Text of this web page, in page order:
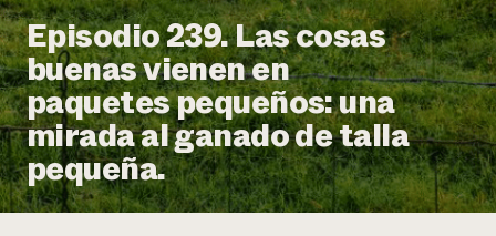
Informes anuales y financieros
Historias de impacto
Informe de
impacto 2024
LEER EL INFORME
Latinos en la agricultura
Sistemas alimentarios locales
Agricultura urbana
Las mujeres en la agricultura
Evento anual de reciclaje de productos electrónicos
Blog
Podcasts
Publicaciones
Cursos cortos
Vídeos
Asociaciones empresariales
Donar
Donaciones planificadas
Boletín
Consultas de los medios de comunicación
Episodio 239. Las cosas
buenas vienen en
paquetes pequeños: una
mirada al ganado de talla
pequeña.